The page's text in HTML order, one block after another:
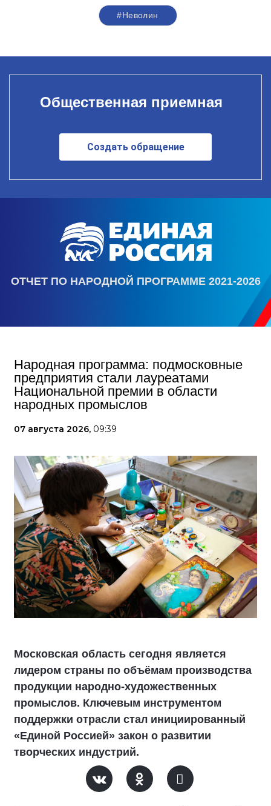
#Неволин
Общественная приемная
Создать обращение
ОТЧЕТ ПО НАРОДНОЙ ПРОГРАММЕ 2021-2026
Народная программа: подмосковные
предприятия стали лауреатами
Национальной премии в области
народных промыслов
07 августа 2026, 09:39
Московская область сегодня является
лидером страны по объёмам производства
продукции народно-художественных
промыслов. Ключевым инструментом
поддержки отрасли стал инициированный
«Единой Россией» закон о развитии
творческих индустрий.